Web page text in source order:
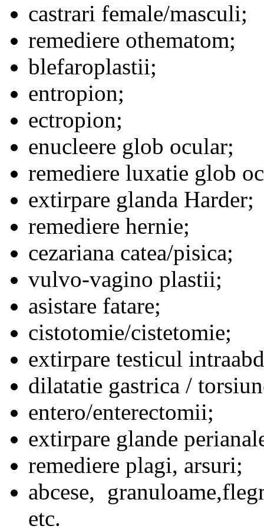
castrari female/masculi;
remediere othematom;
blefaroplastii;
entropion;
ectropion;
enucleere glob ocular;
remediere luxatie glob
extirpare glanda Harder;
remediere hernie;
cezariana catea/pisica;
vulvo-vagino plastii;
asistare fatare;
cistotomie/cistetomie;
extirpare testicul
dilatatie gastrica /
entero/enterectomii;
extirpare glande
remediere plagi, arsuri;
abcese,
etc.